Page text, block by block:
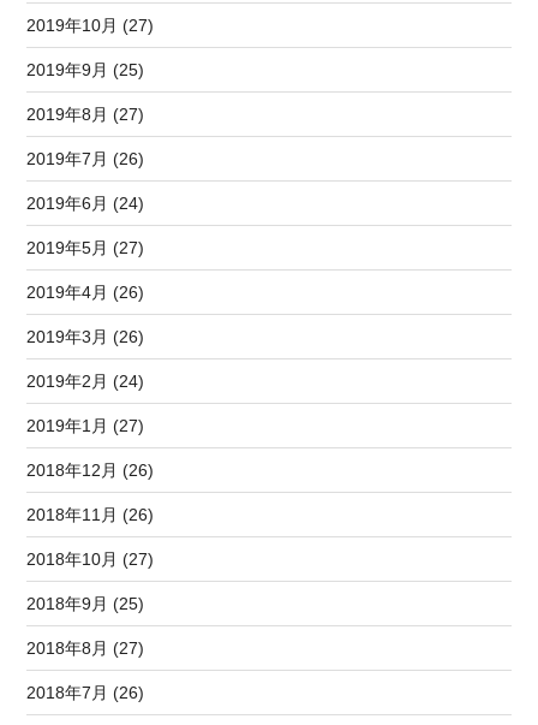
2019年10月 (27)
2019年9月 (25)
2019年8月 (27)
2019年7月 (26)
2019年6月 (24)
2019年5月 (27)
2019年4月 (26)
2019年3月 (26)
2019年2月 (24)
2019年1月 (27)
2018年12月 (26)
2018年11月 (26)
2018年10月 (27)
2018年9月 (25)
2018年8月 (27)
2018年7月 (26)